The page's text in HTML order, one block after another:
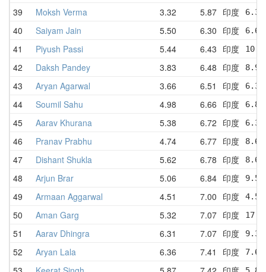
39 Moksh Verma 3.32 5.87 印度
40 Saiyam Jain 5.50 6.30 印度
41 Piyush Passi 5.44 6.43 印度
42 Daksh Pandey 3.83 6.48 印度
43 Aryan Agarwal 3.66 6.51 印度
44 Soumil Sahu 4.98 6.66 印度
45 Aarav Khurana 5.38 6.72 印度
46 Pranav Prabhu 4.74 6.77 印度
47 Dishant Shukla 5.62 6.78 印度
48 Arjun Brar 5.06 6.84 印度
49 Armaan Aggarwal 4.51 7.00 印度
50 Aman Garg 5.32 7.07 印度
51 Aarav Dhingra 6.31 7.07 印度
52 Aryan Lala 6.36 7.41 印度